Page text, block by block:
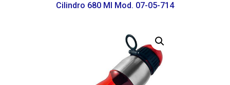
Cilindro 680 Ml Mod. 07-05-714